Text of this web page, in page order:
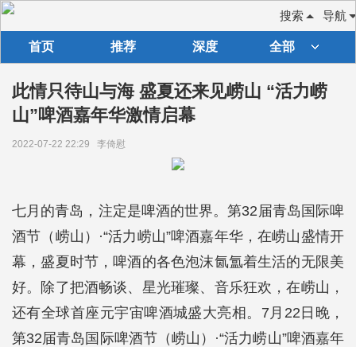
导航
搜索
首页 推荐 深度 全部
此情只待山与海 盛夏还来见崂山 “活力崂
山”啤酒嘉年华激情启幕
2022-07-22 22:29 李倚慰
七月的青岛，注定是啤酒的世界。第32届青岛国际啤
酒节（崂山）·“活力崂山”啤酒嘉年华，在崂山盛情开
幕，盛夏时节，啤酒的各色泡沫氤氲着生活的无限美
好。除了把酒畅谈、星光璀璨、音乐狂欢，在崂山，
还有全球首座元宇宙啤酒城盛大亮相。7月22日晚，
第32届青岛国际啤酒节（崂山）·“活力崂山”啤酒嘉年